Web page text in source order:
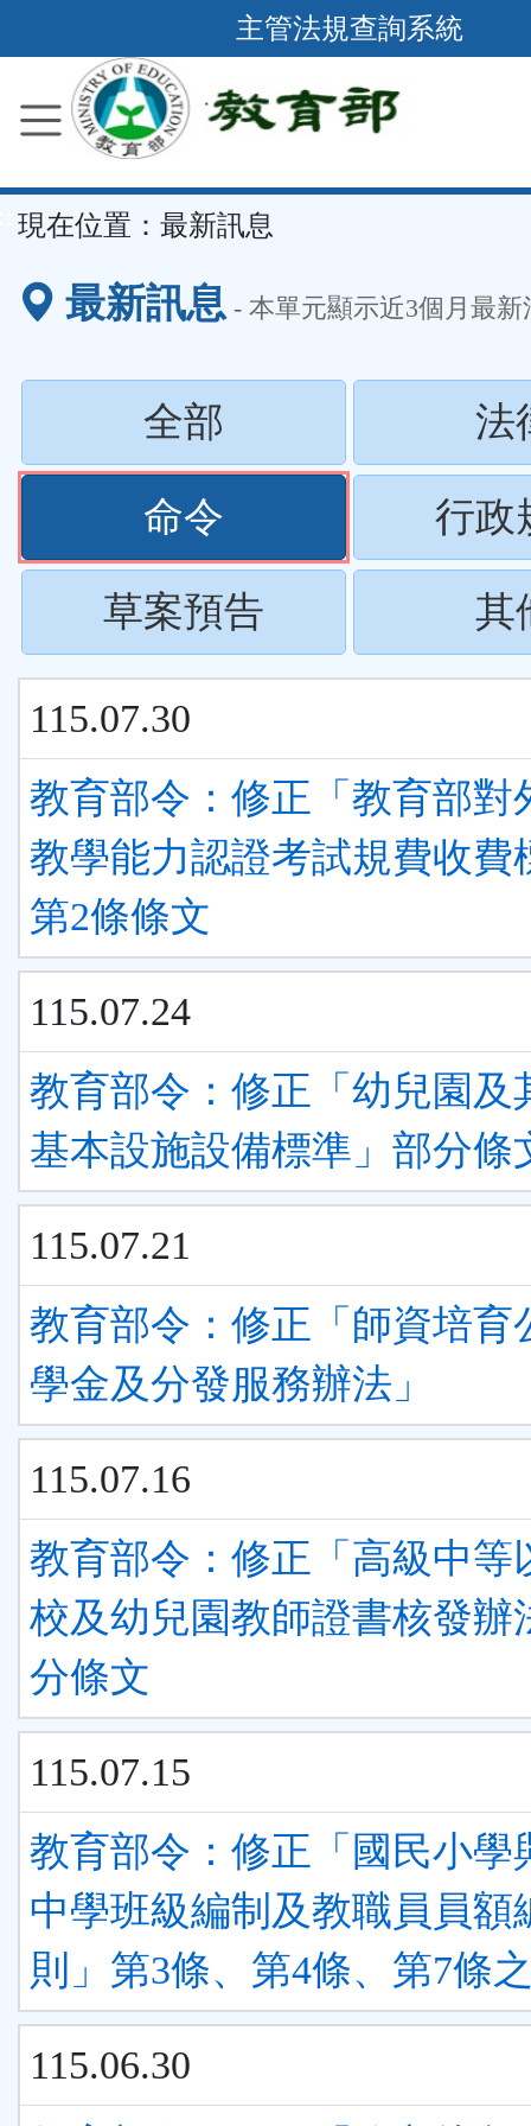
到
要
容
區
主管法規查詢系統
現在位置： 最新訊息
最新訊息 - 本單元顯示近3個月最新
全部
按
ENTER
查
清
單)
法
命令
按
下
ENTER
查
看
清
行政
草案預告
按
ENTER
查
清
其
115.07.30
教育部令：修正「教育部對
教學能力認證考試規費收費
第2條條文
115.07.24
教育部令：修正「幼兒園及
基本設施設備標準」部分條
115.07.21
教育部令：修正「師資培育
學金及分發服務辦法」
115.07.16
教育部令：修正「高級中等
校及幼兒園教師證書核發辦
分條文
115.07.15
教育部令：修正「國民小學
中學班級編制及教職員員額
則」第3條、第4條、第7條
115.06.30